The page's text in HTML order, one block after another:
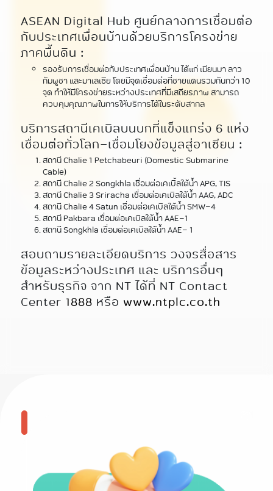
ASEAN Digital Hub ศูนย์กลางการเชื่อมต่อ
กับประเทศเพื่อนบ้านด้วยบริการโครงข่าย
ภาคพื้นดิน :
รองรับการเชื่อมต่อกับประเทศเพื่อนบ้าน ได้แก่ เมียนมา ลาว
กัมพูชา และมาเลเซีย โดยมีจุดเชื่อมต่อที่ชายแดนรวมกันกว่า 10
จุด ทำให้มีโครงข่ายระหว่างประเทศที่มีเสถียรภาพ สามารถ
ควบคุมคุณภาพในการให้บริการได้ในระดับสากล
บริการสถานีเคเบิลบนบกที่แข็งแกร่ง 6 แห่ง
เชื่อมต่อทั่วโลก-เชื่อมโยงข้อมูลสู่อาเซียน :
สถานี Chalie 1 Petchabeuri (Domestic Submarine
Cable)
สถานี Chalie 2 Songkhla เชื่อมต่อเคเบิ้ลใต้น้ำ APG, TIS
สถานี Chalie 3 Sriracha เชื่อมต่อเคเบิลใต้น้ำ AAG, ADC
สถานี Chalie 4 Satun เชื่อมต่อเคเบิลใต้น้ำ SMW-4
สถานี Pakbara เชื่อมต่อเคเบิลใต้น้ำ AAE-1
สถานี Songkhla เชื่อมต่อเคเบิลใต้น้ำ AAE- 1
สอบถามรายละเอียดบริการ วงจรสื่อสาร
ข้อมูลระหว่างประเทศ และ บริการอื่นๆ
สำหรับธุรกิจ จาก NT ได้ที่ NT Contact
Center 1888 หรือ www.ntplc.co.th